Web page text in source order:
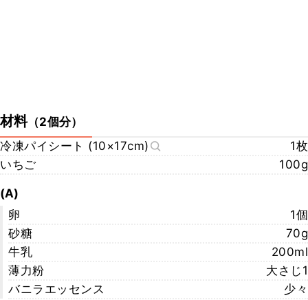
材料（2個分）
冷凍パイシート (10×17cm)
1枚
いちご
100g
(A)
卵
1個
砂糖
70g
牛乳
200ml
薄力粉
大さじ1
バニラエッセンス
少々